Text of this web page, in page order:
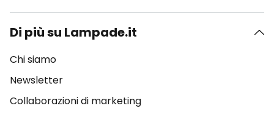
Di più su Lampade.it
Chi siamo
Newsletter
Collaborazioni di marketing